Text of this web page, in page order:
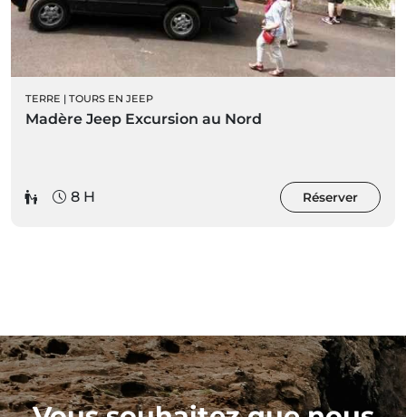
TERRE | TOURS EN JEEP
Madère Jeep Excursion au Nord
8 H Réserver